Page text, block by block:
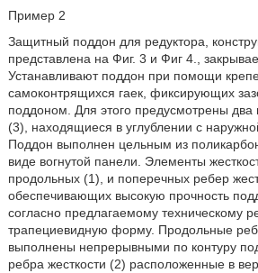
Пример 2
Защитный поддон для редуктора,
представлена на Фиг. 3 и Фиг 4.,
Устанавливают поддон при помощи
самоконтрящихся гаек, фиксирующих
поддоном. Для этого предусмотрены два
(3), находящиеся в углублении с
Поддон выполнен цельным из
виде вогнутой панели. Элементы
продольных (1), и поперечных ребер
обеспечивающих высокую прочность
согласно предлагаемому техническому
трапециевидную форму. Продольные
выполнены непрерывными по контуру
ребра жесткости (2) расположенные в